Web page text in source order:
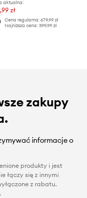
aktualna:
zł
Cena regularna: 679,99 zł
Najniższa cena: 399,99 zł
zakupy
informacje o
produkty i jest
łączy się z innymi
z rabatu.
.